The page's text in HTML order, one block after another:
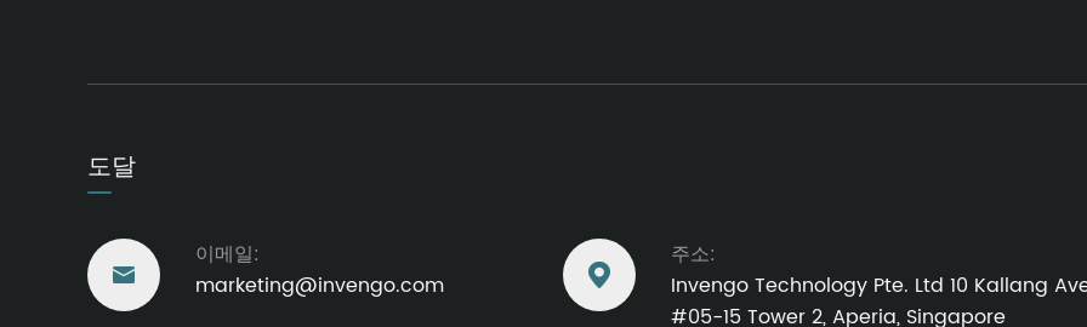
도달

이메일:
marketing@invengo.com

주소:
Invengo Technology Pte. Ltd 10 Kallang
#05-15 Tower 2, Aperia, Singapore